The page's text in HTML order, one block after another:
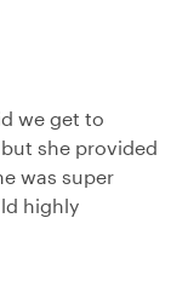
we get to
she provided
was super
highly